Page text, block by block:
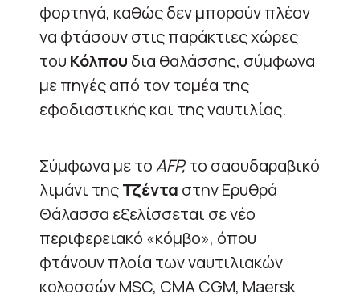
φορτηγά, καθώς δεν μπορούν πλέον
να φτάσουν στις παράκτιες χώρες
του Κόλπου δια θαλάσσης, σύμφωνα
με πηγές από τον τομέα της
εφοδιαστικής και της ναυτιλίας.
Σύμφωνα με τοAFP,το σαουδαραβικό
λιμάνι τηςΤζέντα στην Ερυθρά
Θάλασσα εξελίσσεται σε νέο
περιφερειακό «κόμβο», όπου
φτάνουν πλοία των ναυτιλιακών
κολοσσών MSC, CMA CGM, Maersk